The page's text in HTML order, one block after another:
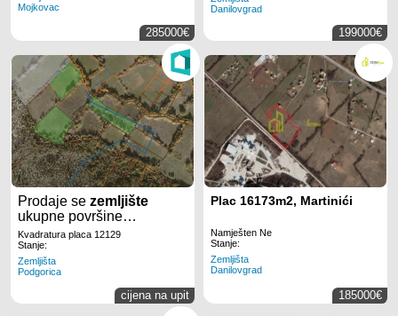
Mojkovac
285000€
Danilovgrad
199000€
Prodaje se zemljište
ukupne površine
12.129m²u Piperima
Podgorici.
Kvadratura placa 12129
Stanje:
Zemljišta
Podgorica
cijena na upit
Plac 16173m2, Martinići
Namješten Ne
Stanje:
Zemljišta
Danilovgrad
185000€